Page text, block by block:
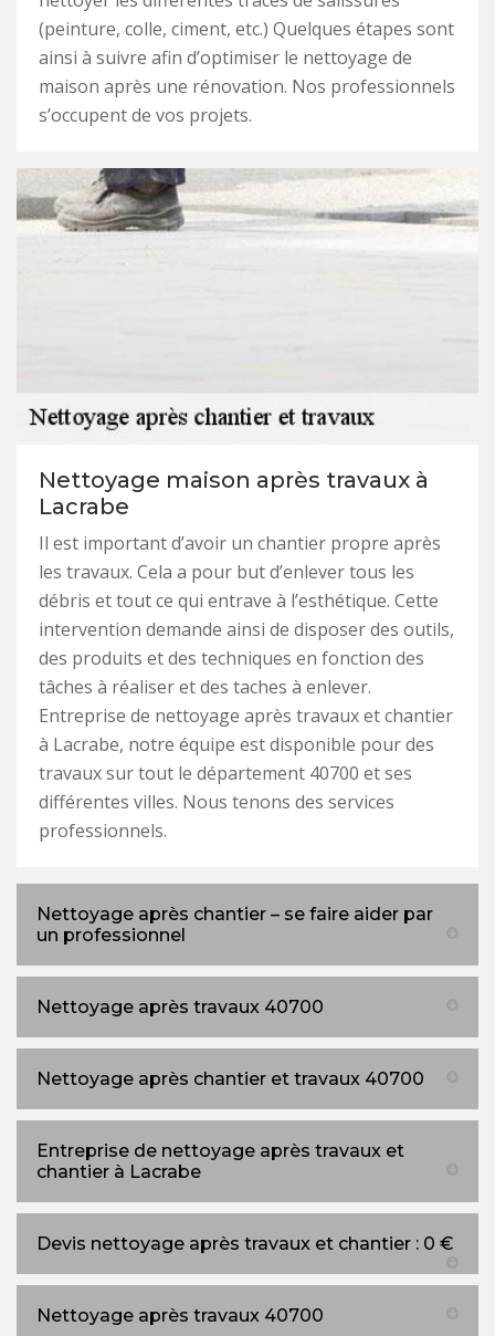
(peinture, colle, ciment, etc.) Quelques étapes sont
ainsi à suivre afin d’optimiser le nettoyage de
maison après une rénovation. Nos professionnels
s’occupent de vos projets.
Nettoyage maison après travaux à
Lacrabe
Il est important d’avoir un chantier propre après
les travaux. Cela a pour but d’enlever tous les
débris et tout ce qui entrave à l’esthétique. Cette
intervention demande ainsi de disposer des outils,
des produits et des techniques en fonction des
tâches à réaliser et des taches à enlever.
Entreprise de nettoyage après travaux et chantier
à Lacrabe, notre équipe est disponible pour des
travaux sur tout le département 40700 et ses
différentes villes. Nous tenons des services
professionnels.
Nettoyage après chantier – se faire aider par
un professionnel
Nettoyage après travaux 40700
Nettoyage après chantier et travaux 40700
Entreprise de nettoyage après travaux et
chantier à Lacrabe
Devis nettoyage après travaux et chantier : 0 €
Nettoyage après travaux 40700